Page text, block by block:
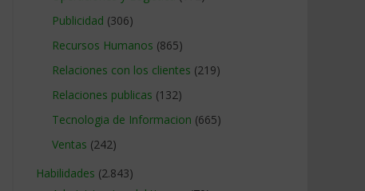
Publicidad (306)
Recursos Humanos (865)
Relaciones con los clientes (219)
Relaciones publicas (132)
Tecnologia de Informacion (665)
Ventas (242)
Habilidades (2.843)